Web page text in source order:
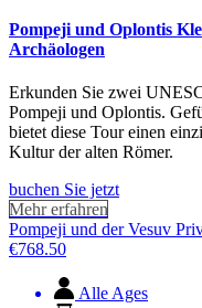
Pompeji und Oplontis
Archäologen
Erkunden Sie zwei
Pompeji und Oplontis.
bietet diese Tour einen
Kultur der alten Römer.
buchen Sie jetzt
Mehr erfahren
Pompeji und der Vesuv
€768.50
Alle Ages